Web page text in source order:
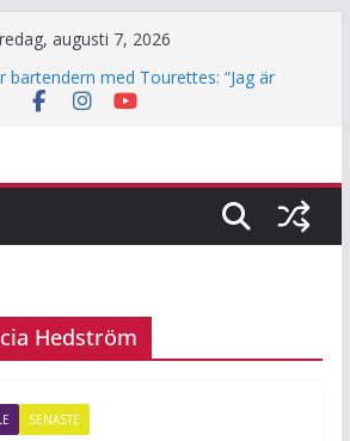
augusti 7, 2026
bartendern med Tourettes: “Jag är
människa”
och killingar är här – det här ska du
du klappar dem
när JiF:s reporter testar parkour
Hedström
SENASTE